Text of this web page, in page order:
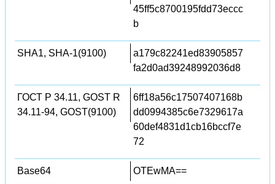
45ff5c8700195fdd73eccc
b
SHA1, SHA-1(9100)
a179c82241ed83905857
fa2d0ad39248992036d8
ГОСТ Р 34.11, GOST R
34.11-94, GOST(9100)
6ff18a56c17507407168b
dd0994385c6e7329617a
60def4831d1cb16bccf7e
72
Base64 OTEwMA==